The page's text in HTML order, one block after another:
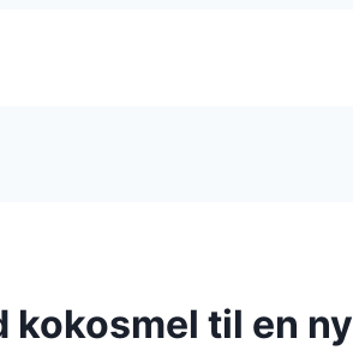
kokosmel til en ny